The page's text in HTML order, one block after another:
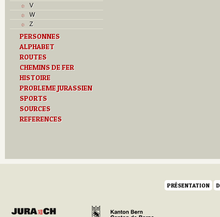
P
Problème jurassien
Q
R
S
T
Textes
U
Z
V
W
Z
PERSONNES
ALPHABET
ROUTES
CHEMINS DE FER
HISTOIRE
PROBLEME JURASSIEN
SPORTS
SOURCES
REFERENCES
PRÉSENTATION